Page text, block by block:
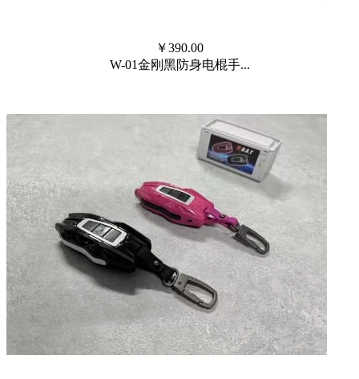
￥390.00
W-01金刚黑防身电棍手...